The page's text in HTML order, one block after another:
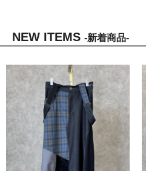
NEW ITEMS -新着商品-